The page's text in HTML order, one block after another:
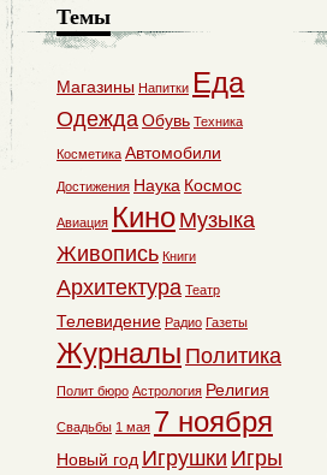
Темы
Магазины Напитки Еда
ОдеждаОбувь Техника
Косметика Автомобили
Достижения Наука Космос
Авиация Кино Музыка
Живопись Книги
Архитектура Театр
Телевидение Радио Газеты
Журналы Политика
Полит бюро Астрология Религия
Свадьбы 1 мая 7 ноября
Новый год Игрушки Игры